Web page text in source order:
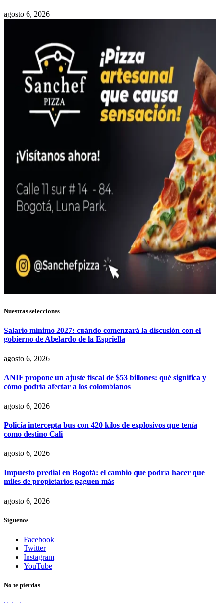
agosto 6, 2026
Nuestras selecciones
Salario mínimo 2027: cuándo comenzará la discusión con el
gobierno de Abelardo de la Espriella
agosto 6, 2026
ANIF propone un ajuste fiscal de $53 billones: qué significa y
cómo podría afectar a los colombianos
agosto 6, 2026
Policía intercepta bus con 420 kilos de explosivos que tenía
como destino Cali
agosto 6, 2026
Impuesto predial en Bogotá: el cambio que podría hacer que
miles de propietarios paguen más
agosto 6, 2026
Síguenos
Facebook
Twitter
Instagram
YouTube
No te pierdas